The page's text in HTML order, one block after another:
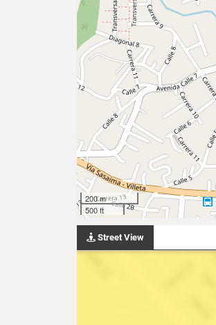
200 m
500 ft
Street View